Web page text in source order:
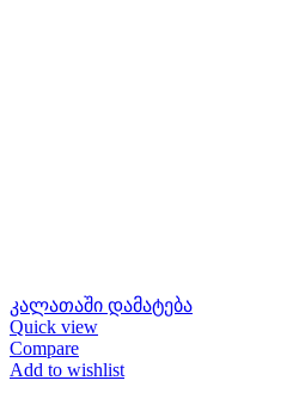
კალათაში დამატება
Quick view
Compare
Add to wishlist